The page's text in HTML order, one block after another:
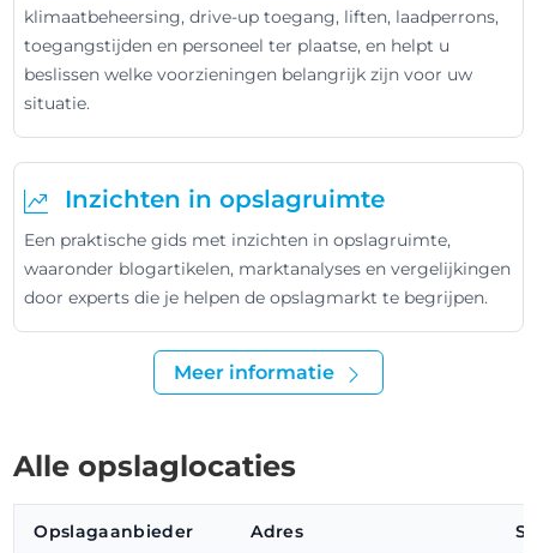
klimaatbeheersing, drive-up toegang, liften, laadperrons,
toegangstijden en personeel ter plaatse, en helpt u
beslissen welke voorzieningen belangrijk zijn voor uw
situatie.
Inzichten in opslagruimte
Een praktische gids met inzichten in opslagruimte,
waaronder blogartikelen, marktanalyses en vergelijkingen
door experts die je helpen de opslagmarkt te begrijpen.
Meer informatie
Alle opslaglocaties
Opslagaanbieder Adres